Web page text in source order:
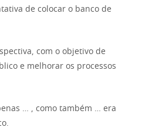
de colocar o banco de
com o objetivo de
e melhorar os processos
… , como também … era